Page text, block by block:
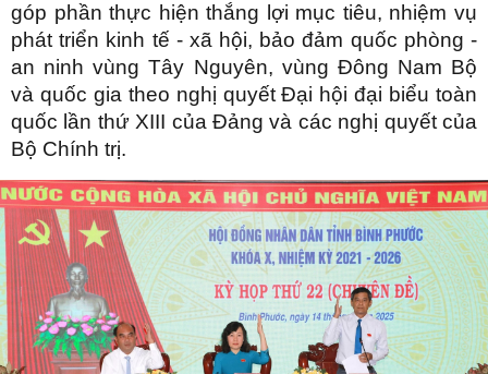
góp phần thực hiện thắng lợi mục tiêu, nhiệm vụ
phát triển kinh tế - xã hội, bảo đảm quốc phòng -
an ninh vùng Tây Nguyên, vùng Đông Nam Bộ
và quốc gia theo nghị quyết Đại hội đại biểu toàn
quốc lần thứ XIII của Đảng và các nghị quyết của
Bộ Chính trị.